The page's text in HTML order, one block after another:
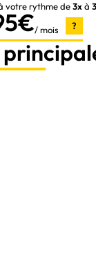
votre rythme de3xà
/ mois ?